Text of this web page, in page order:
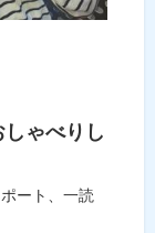
ゃべりし
ート、一読